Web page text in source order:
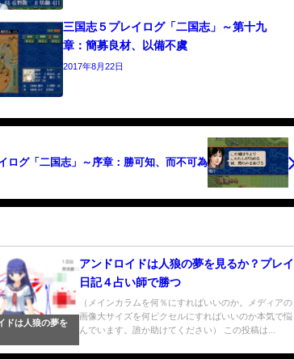
三国志５プレイログ「二国志」～第十九
章：簡募良材、以備不虞
2017年8月22日
ログ「二国志」～序章：勝可知、而不可為
ドは人狼の夢を
アンドロイドは人狼の夢を見るか？プレイ
日記４占い師で勝つ
（メインカラムを何％にすればいいのか。メディアの
画像大サイズを何ピクセルにすればいいのか本気で悩
んでいます。誰か助けてください） この投稿は...